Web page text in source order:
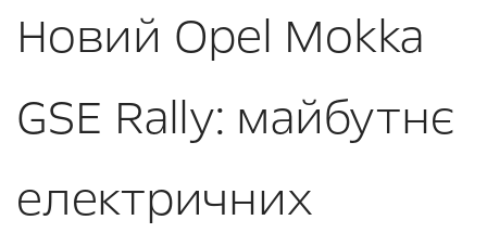
Новий Opel Mokka
GSE Rally: майбутнє
електричних